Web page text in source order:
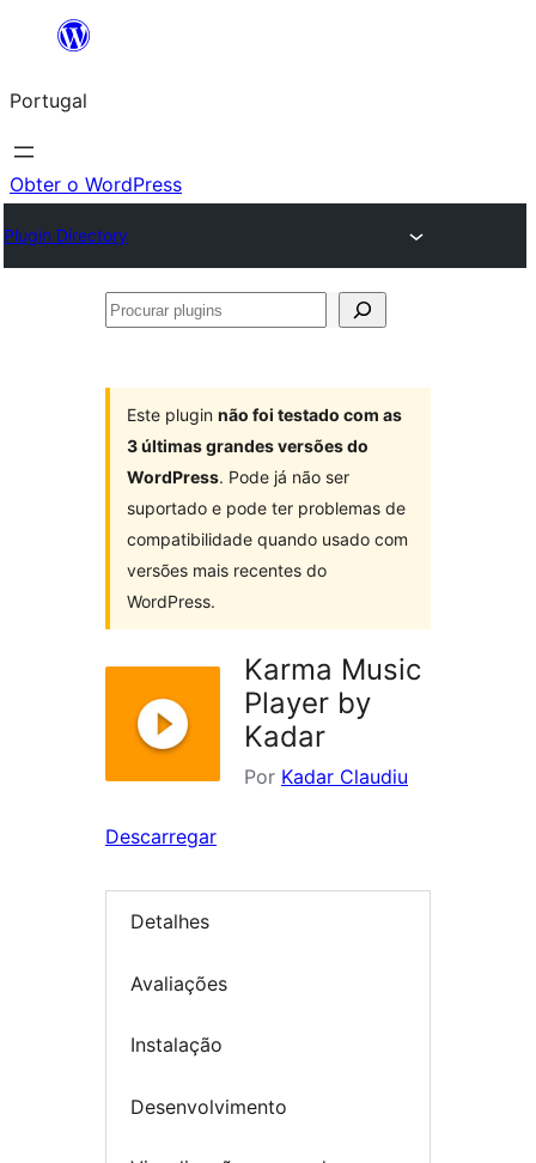
Saltar
o
conteúdo
Portugal
Obter o WordPress
Plugin Directory
Procurar
Este plugin não foi testado com as
3 últimas grandes versões do
WordPress. Pode já não ser
suportado e pode ter problemas de
compatibilidade quando usado com
versões mais recentes do
WordPress.
Karma Music
Player by
Kadar
Por Kadar Claudiu
Descarregar
Detalhes
Avaliações
Instalação
Desenvolvimento